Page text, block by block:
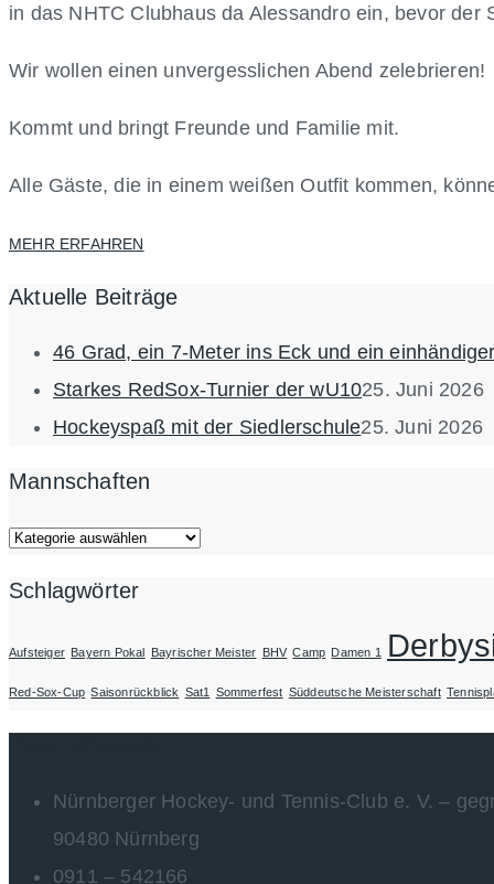
in das NHTC Clubhaus da Alessandro ein, bevor der
Wir wollen einen unvergesslichen Abend zelebrieren!
Kommt und bringt Freunde und Familie mit.
Alle Gäste, die in einem weißen Outfit kommen,
MEHR ERFAHREN
Aktuelle Beiträge
46 Grad, ein 7-Meter ins Eck und ein
Starkes RedSox-Turnier der wU1025. Juni 2026
Hockeyspaß mit der Siedlerschule25. Juni 2026
Mannschaften
Mannschaften
Schlagwörter
Aufsteiger Bayern Pokal Bayrischer Meister BHV Camp Damen 1
Red-Sox-Cup Saisonrückblick Sat1 Sommerfest Süddeutsche Meisterschaft
Nürnberger Hockey- und Tennis-Club e. V. –
90480 Nürnberg
0911 – 542166